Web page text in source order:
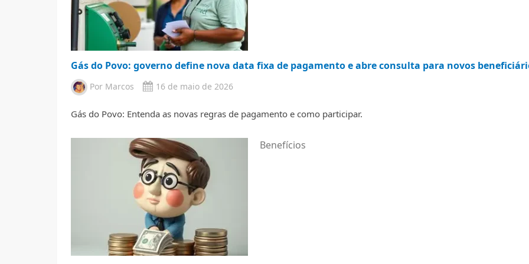
Gás do Povo: governo define nova data fixa de pagamento e abre consulta para novos
Por Marcos 16 de maio de 2026
Gás do Povo: Entenda as novas regras de pagamento e como participar.
Benefícios